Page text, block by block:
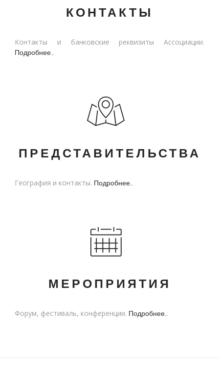
КОНТАКТЫ
Контакты и банковские реквизиты Ассоциации.
Подробнее...
ПРЕДСТАВИТЕЛЬСТВА
География и контакты. Подробнее...
МЕРОПРИЯТИЯ
Форум, фестиваль, конференции. Подробнее...